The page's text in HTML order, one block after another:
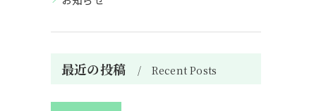
最近の投稿 Recent Posts